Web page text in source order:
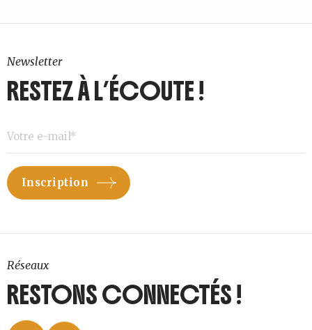
Newsletter
RESTEZ À L’ÉCOUTE !
Réseaux
RESTONS CONNECTÉS !